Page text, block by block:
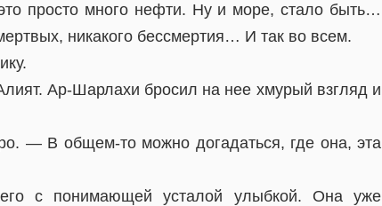
просто много нефти. Ну и море, стало быть…
никакого бессмертия… И так во всем.
Ар-Шарлахи бросил на нее хмурый взгляд и
— В общем-то можно догадаться, где она, эта
с понимающей усталой улыбкой. Она уже